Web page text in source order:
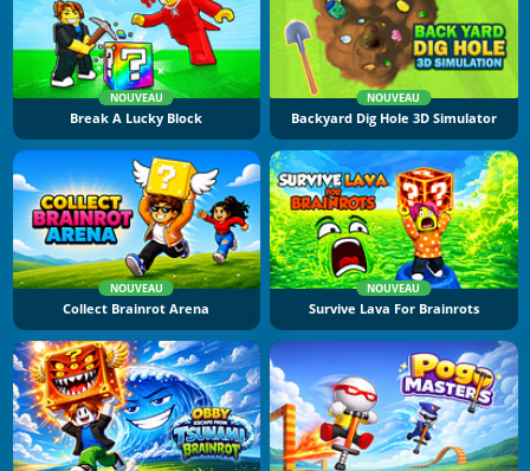
NOUVEAU
Break A Lucky Block
NOUVEAU
Backyard Dig Hole 3D Simulator
NOUVEAU
Collect Brainrot Arena
NOUVEAU
Survive Lava For Brainrots